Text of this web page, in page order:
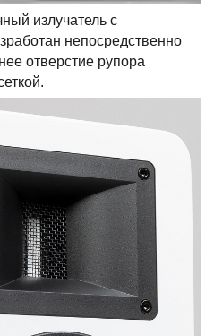
излучатель с
непосредственно
отверстие рупора